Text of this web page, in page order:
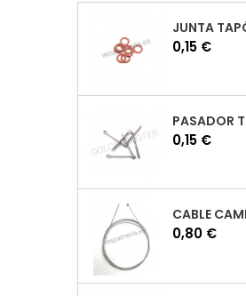
Precio
0,15 €
Precio
0,15 €
Precio
0,80 €